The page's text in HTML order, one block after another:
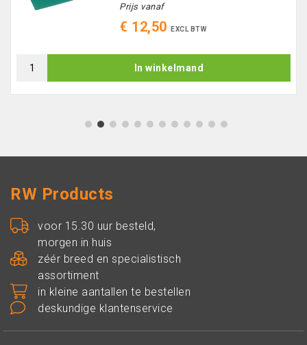
Prijs vanaf
€ 12,50 EXCL BTW
In winkelmand
1 2 3 4 5 6 7 8 9 10 11 12
RW Products
voor 15.30 uur besteld,
morgen in huis
zéér breed en specialistisch
assortiment
in kleine aantallen te bestellen
deskundige klantenservice